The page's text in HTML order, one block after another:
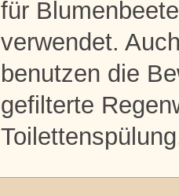
für
verwendet.
benutzen die
gefilterte